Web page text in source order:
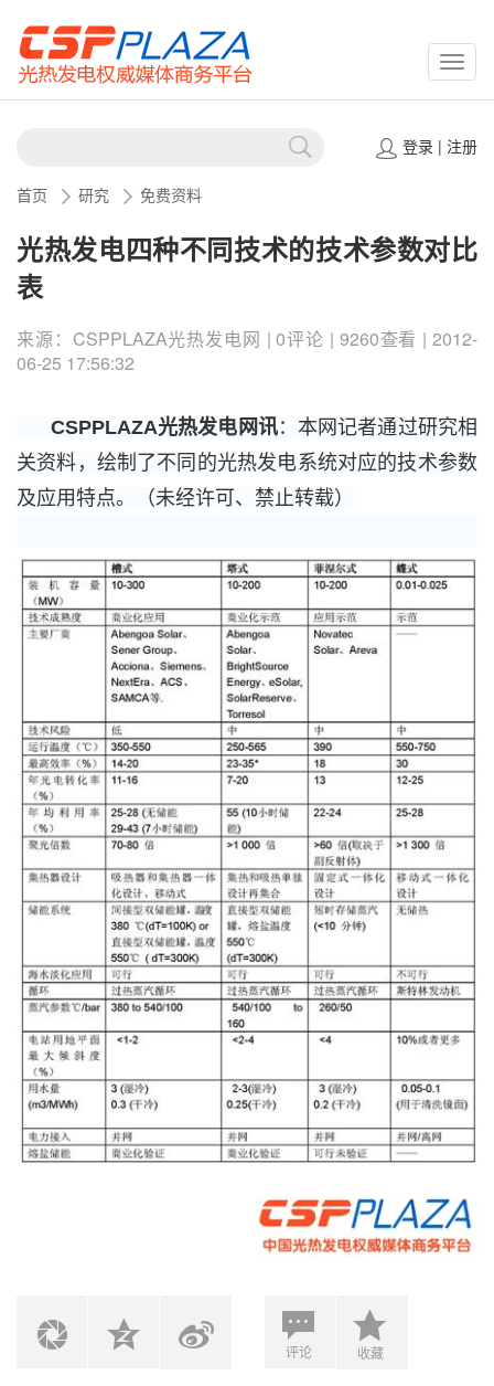
登录| 注册
首页 研究 免费资料
光热发电四种不同技术的技术参数对比
表
来源：CSPPLAZA光热发电网 | 0评论 | 9260查看 | 2012-
06-25 17:56:32
CSPPLAZA光热发电网讯：本网记者通过研究相
关资料，绘制了不同的光热发电系统对应的技术参数
及应用特点。（未经许可、禁止转载）
评论 收藏